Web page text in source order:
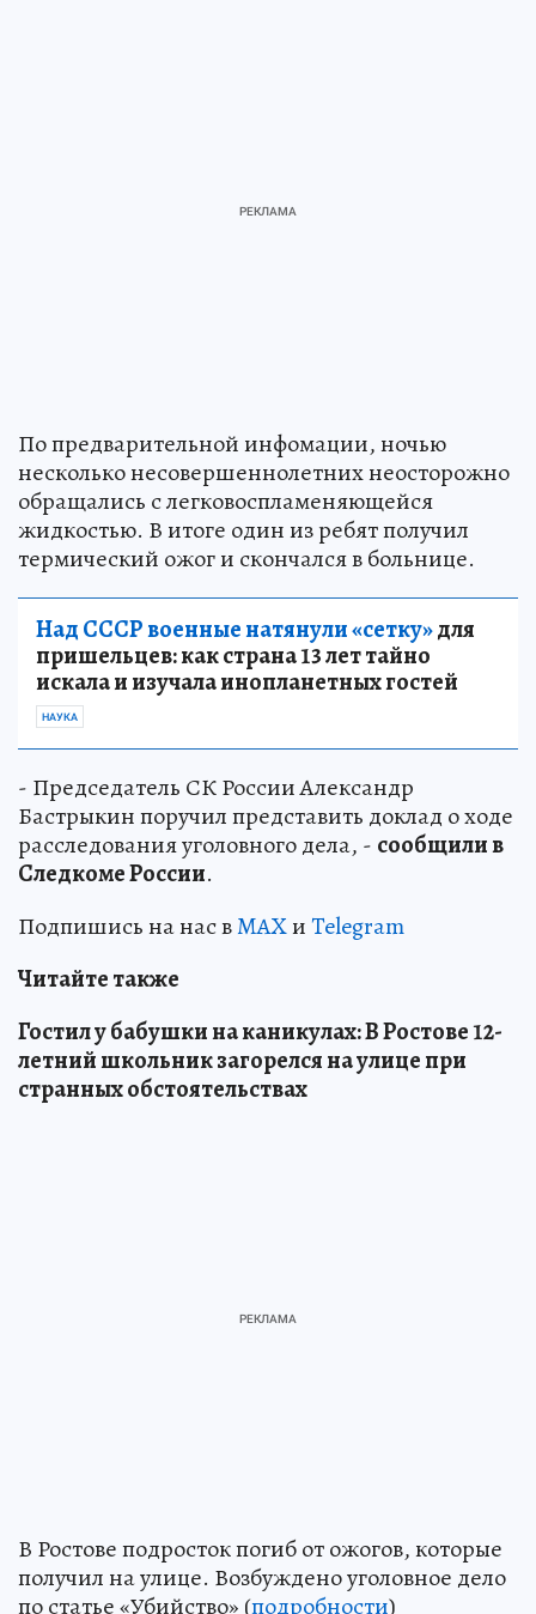
По предварительной инфомации, ночью
несколько несовершеннолетних неосторожно
обращались с легковоспламеняющейся
жидкостью. В итоге один из ребят получил
термический ожог и скончался в больнице.
Над СССР военные натянули «сетку»для
пришельцев: как страна 13 лет тайно
искала и изучала инопланетных гостей
НАУКА
- Председатель СК России Александр
Бастрыкин поручил представить доклад о ходе
расследования уголовного дела, - сообщили в
Следкоме России.
Подпишись на нас вMAXиTelegram
Читайте также
Гостил у бабушки на каникулах: В Ростове 12-
летний школьник загорелся на улице при
странных обстоятельствах
В Ростове подросток погиб от ожогов, которые
получил на улице. Возбуждено уголовное дело
по статье «Убийство» (подробности)